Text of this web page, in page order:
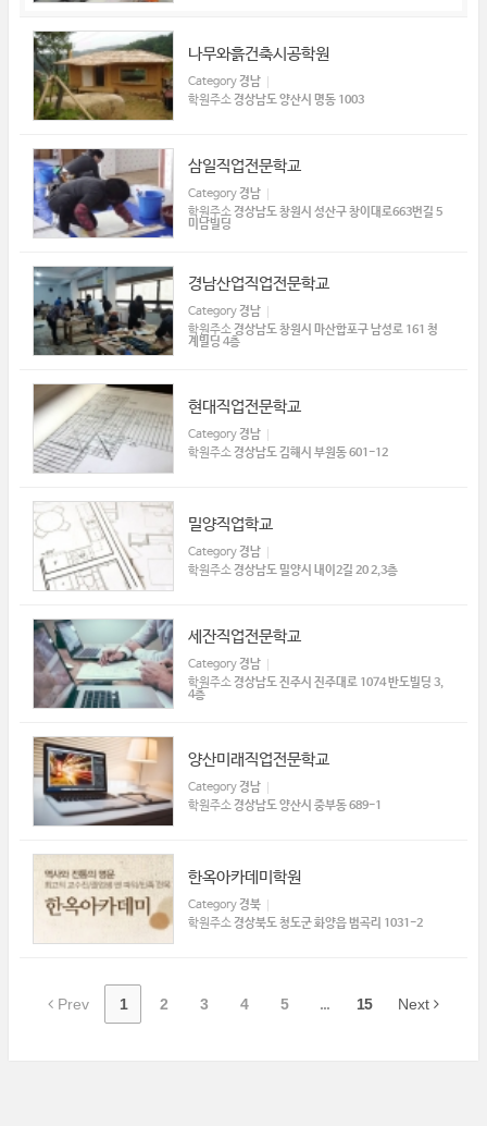
나무와흙건축시공학원
Category경남
학원주소경상남도 양산시 명동 1003
삼일직업전문학교
Category경남
학원주소경상남도 창원시 성산구 창이대로663번길 5
미남빌딩
경남산업직업전문학교
Category경남
학원주소경상남도 창원시 마산합포구 남성로 161 청
계빌딩 4층
현대직업전문학교
Category경남
학원주소경상남도 김해시 부원동 601-12
밀양직업학교
Category경남
학원주소경상남도 밀양시 내이2길 20 2,3층
세잔직업전문학교
Category경남
학원주소경상남도 진주시 진주대로 1074 반도빌딩 3,
4층
양산미래직업전문학교
Category경남
학원주소경상남도 양산시 중부동 689-1
한옥아카데미학원
Category경북
학원주소경상북도 청도군 화양읍 범곡리 1031-2
Prev 1 2 3 4 5 ... 15 Next